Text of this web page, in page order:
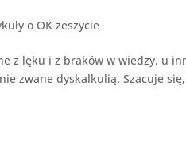
o OK zeszycie
z lęku i z braków w wiedzy, u
zwane dyskalkulią. Szacuje